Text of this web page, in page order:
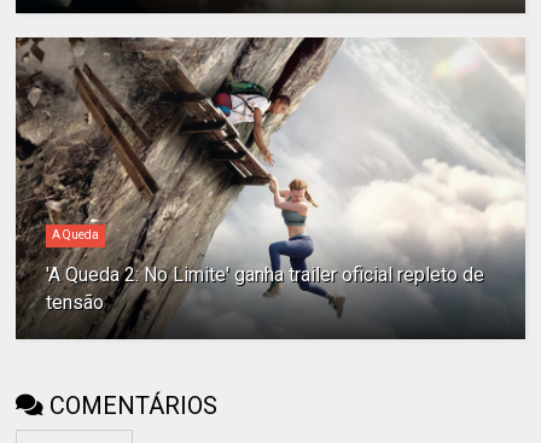
A Queda
'A Queda 2: No Limite' ganha trailer oficial repleto de
tensão
COMENTÁRIOS